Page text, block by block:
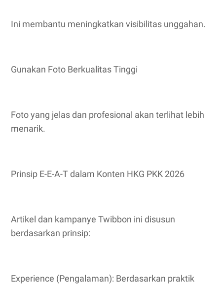
Ini membantu meningkatkan visibilitas unggahan.
Gunakan Foto Berkualitas Tinggi
Foto yang jelas dan profesional akan terlihat lebih
menarik.
Prinsip E-E-A-T dalam Konten HKG PKK 2026
Artikel dan kampanye Twibbon ini disusun
berdasarkan prinsip:
Experience (Pengalaman): Berdasarkan praktik